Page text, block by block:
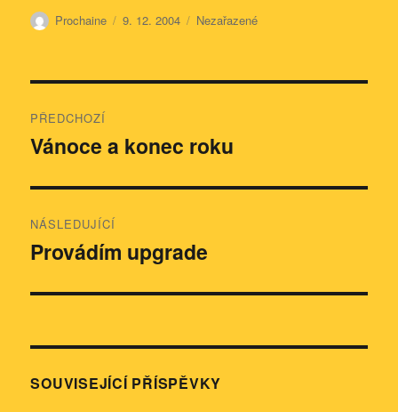
Autor:
Prochaine Publikováno:
9. 12. 2004 Rubriky:
Nezařazené
pro
PŘEDCHOZÍ
Předchozí
Vánoce a konec roku
NÁSLEDUJÍCÍ
Následující
Provádím upgrade
SOUVISEJÍCÍ PŘÍSPĚVKY